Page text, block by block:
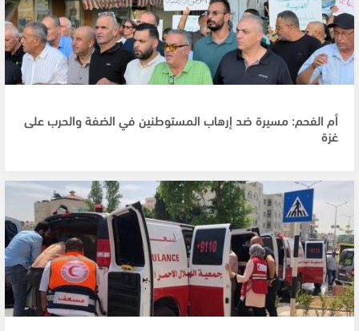
أم الفحم: مسيرة ضد إرهاب المستوطنين في الضفة والحرب على
غزة